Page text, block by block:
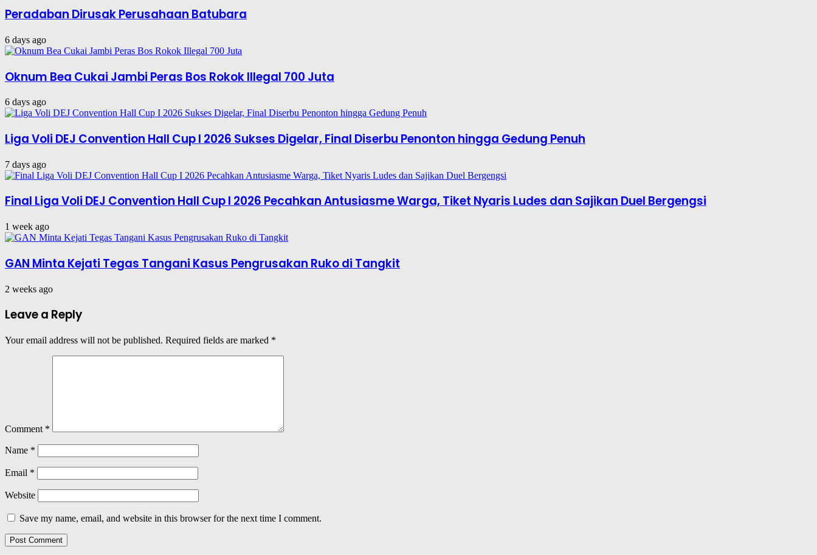
Peradaban Dirusak Perusahaan Batubara
6 days ago
Oknum Bea Cukai Jambi Peras Bos Rokok Illegal 700 Juta
6 days ago
Liga Voli DEJ Convention Hall Cup I 2026 Sukses Digelar, Final Diserbu Penonton hingga Gedung Penuh
7 days ago
Final Liga Voli DEJ Convention Hall Cup I 2026 Pecahkan Antusiasme Warga, Tiket Nyaris Ludes dan Sajikan Duel Bergengsi
1 week ago
GAN Minta Kejati Tegas Tangani Kasus Pengrusakan Ruko di Tangkit
2 weeks ago
Leave a Reply
Your email address will not be published. Required fields are marked *
Comment *
Name *
Email *
Website
Save my name, email, and website in this browser for the next time I comment.